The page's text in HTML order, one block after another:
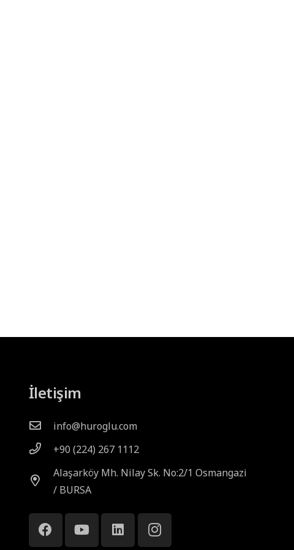
İletişim
info@huroglu.com
+90 (224) 267 1112
Alaşarköy Mh. Nilay Sk. No:2/1 Osmangazi
/ BURSA